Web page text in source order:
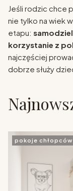
Jeśli rodzic chce
nie tylko na wiek
etapu:
korzystanie z
najczęściej
dobrze służy
pokoje chłopców